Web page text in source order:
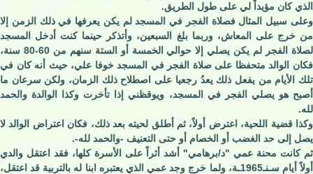
الذي كان مؤيداً لي على طول الطريق.
وعلى سبيل المثال فصلاة الفجر في المسجد لم يكن يعرفها في ذلك الزمن إلا
من خرج على المعاش، وربما بلغ السبعين، وأتذكر حينما كنت أدخل المسجد
لصلاة الفجر لم يكن يصلي إلا حوالي الخمسة أو الستة سنهم من 60-80 سنة،
فكان الوالد متحفظا على صلاة الفجر في المسجد خوفا علي، حيث أنه كان في
تلك الأيام من يفعل ذلك يعدُ رجعيا على اصطلاح ذلك الزمان، ولكن سرعان ما
أصبح هو يصلي الفجر في المسجد، ويوقظني إذا تأخرت وكذا الوالدة والحمد
لله.
وكذا قضية اللحية، اعترض أولاً، ثم أطلق لحيته بعد ذلك، فكان اعتراض الوالد لا
يصل إلى حد الغضب أو الخصام أو حتى التعنيف -والحمد لله-.
ثم كانت محنة عمي "د/برهامي" أشد أثراً على الأسرة كلها، فقد اعتقل والدي
أولاً أيام سـنـ1965ـة، ولما خرج وجد عمي الذي يعتبره ابنا له بالتربية قد اعتقل،